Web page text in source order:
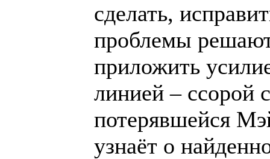
сделать,
проблемы
приложить
линией – ссорой
потерявшейся
узнаёт о